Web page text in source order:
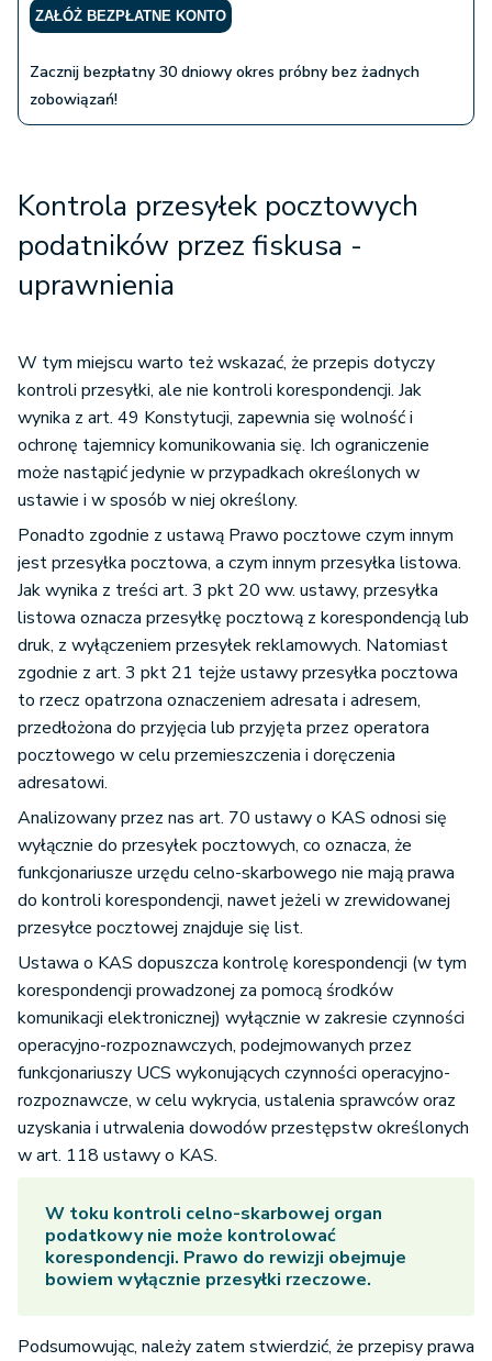
ZAŁÓŻ BEZPŁATNE KONTO
Zacznij bezpłatny 30 dniowy okres próbny bez żadnych
zobowiązań!
Kontrola przesyłek pocztowych
podatników przez fiskusa -
uprawnienia
W tym miejscu warto też wskazać, że przepis dotyczy
kontroli przesyłki, ale nie kontroli korespondencji. Jak
wynika z art. 49 Konstytucji, zapewnia się wolność i
ochronę tajemnicy komunikowania się. Ich ograniczenie
może nastąpić jedynie w przypadkach określonych w
ustawie i w sposób w niej określony.
Ponadto zgodnie z ustawą Prawo pocztowe czym innym
jest przesyłka pocztowa, a czym innym przesyłka listowa.
Jak wynika z treści art. 3 pkt 20 ww. ustawy, przesyłka
listowa oznacza przesyłkę pocztową z korespondencją lub
druk, z wyłączeniem przesyłek reklamowych. Natomiast
zgodnie z art. 3 pkt 21 tejże ustawy przesyłka pocztowa
to rzecz opatrzona oznaczeniem adresata i adresem,
przedłożona do przyjęcia lub przyjęta przez operatora
pocztowego w celu przemieszczenia i doręczenia
adresatowi.
Analizowany przez nas art. 70 ustawy o KAS odnosi się
wyłącznie do przesyłek pocztowych, co oznacza, że
funkcjonariusze urzędu celno-skarbowego nie mają prawa
do kontroli korespondencji, nawet jeżeli w zrewidowanej
przesyłce pocztowej znajduje się list.
Ustawa o KAS dopuszcza kontrolę korespondencji (w tym
korespondencji prowadzonej za pomocą środków
komunikacji elektronicznej) wyłącznie w zakresie czynności
operacyjno-rozpoznawczych, podejmowanych przez
funkcjonariuszy UCS wykonujących czynności operacyjno-
rozpoznawcze, w celu wykrycia, ustalenia sprawców oraz
uzyskania i utrwalenia dowodów przestępstw określonych
w art. 118 ustawy o KAS.
W toku kontroli celno-skarbowej organ
podatkowy nie może kontrolować
korespondencji. Prawo do rewizji obejmuje
bowiem wyłącznie przesyłki rzeczowe.
Podsumowując, należy zatem stwierdzić, że przepisy prawa